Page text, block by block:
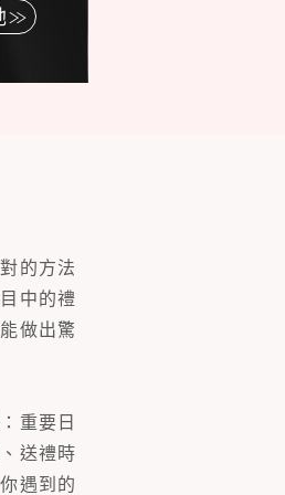
的方法
中的禮
做出驚
重要日
送禮時
遇到的